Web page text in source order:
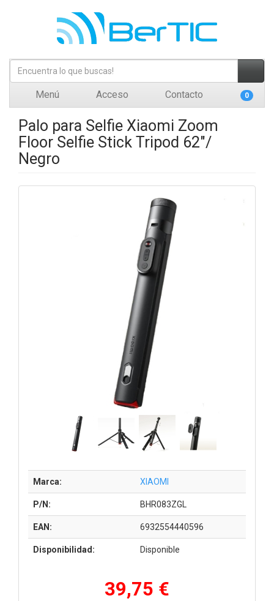
Menú Acceso Contacto 0
Palo para Selfie Xiaomi Zoom
Floor Selfie Stick Tripod 62"/
Negro
Marca: XIAOMI
P/N: BHR083ZGL
EAN: 6932554440596
Disponibilidad: Disponible
39,75 €